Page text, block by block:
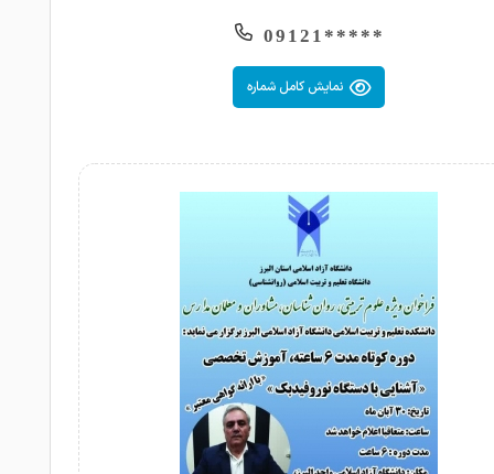
*****09121
نمایش کامل شماره